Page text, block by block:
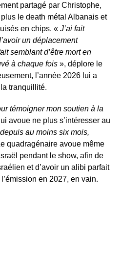
partagé par Christophe,
le death métal Albanais et
en chips. « J’ai fait
un déplacement
semblant d’être mort en
à chaque fois », déplore le
l’année 2026 lui a
tranquillité.
témoigner mon soutien à la
avoue ne plus s’intéresser au
depuis au moins six mois,
quadragénaire avoue même
pendant le show, afin de
et d’avoir un alibi parfait
en 2027, en vain.